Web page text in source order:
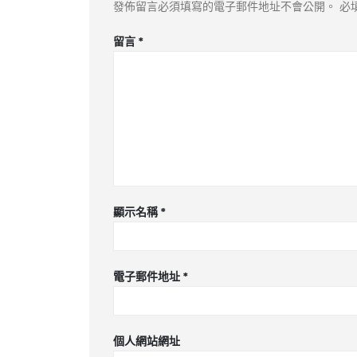
發佈留言必須填寫的電子郵件地址不會公開。 必
留言 *
顯示名稱*
電子郵件地址 *
個人網站網址